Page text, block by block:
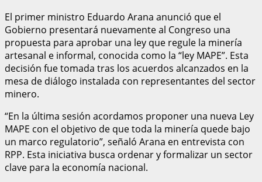
El primer ministro Eduardo Arana anunció que el
Gobierno presentará nuevamente al Congreso una
propuesta para aprobar una ley que regule la minería
artesanal e informal, conocida como la “ley MAPE”. Esta
decisión fue tomada tras los acuerdos alcanzados en la
mesa de diálogo instalada con representantes del sector
minero.
“En la última sesión acordamos proponer una nueva Ley
MAPE con el objetivo de que toda la minería quede bajo
un marco regulatorio”, señaló Arana en entrevista con
RPP. Esta iniciativa busca ordenar y formalizar un sector
clave para la economía nacional.